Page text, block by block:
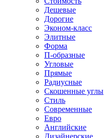
Дешевые
Дорогие
Эконом-класс
Элитные
Форма
П-образные
Угловые
Прямые
Радиусные
Скошенные углы
Стиль
Современные
Евро
Английские
Дизайнерские